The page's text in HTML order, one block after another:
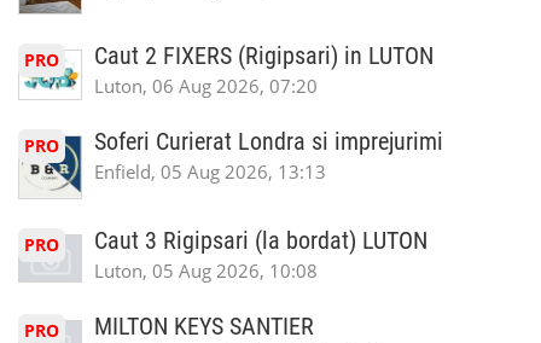
PRO Caut 2 FIXERS (Rigipsari) in LUTON
Luton, 06 Aug 2026, 07:20
PRO Soferi Curierat Londra si imprejurimi
Enfield, 05 Aug 2026, 13:13
PRO Caut 3 Rigipsari (la bordat) LUTON
Luton, 05 Aug 2026, 10:08
PRO MILTON KEYS SANTIER